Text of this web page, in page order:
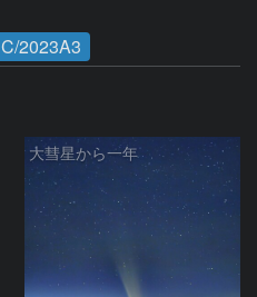
C/2023A3
大彗星から一年